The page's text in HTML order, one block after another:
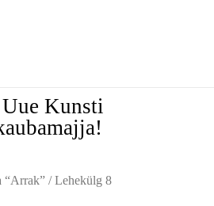
Kunsti
“Arrak” / Lehekülg 8